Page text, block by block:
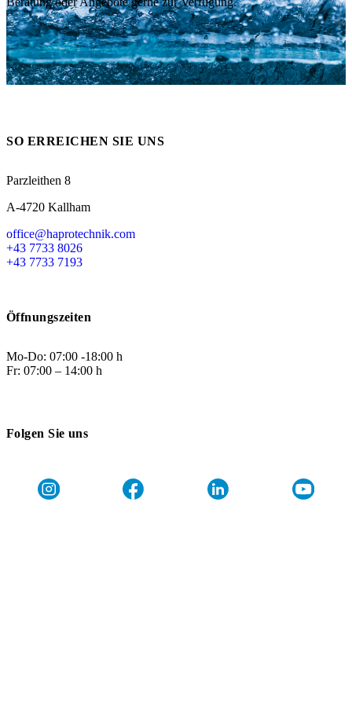
Messen
Videos / Downloads
HT Plus
Hochdruckpumpen
SO ERREICHEN SIE UNS
Parzleithen 8
A-4720 Kallham
office@haprotechnik.com
+43 7733 8026
+43 7733 7193
Öffnungszeiten
Mo-Do: 07:00 -18:00 h
Fr: 07:00 – 14:00 h
Folgen Sie uns